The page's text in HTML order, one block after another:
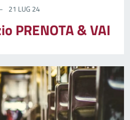
21 LUG 24
PRENOTA & VAI